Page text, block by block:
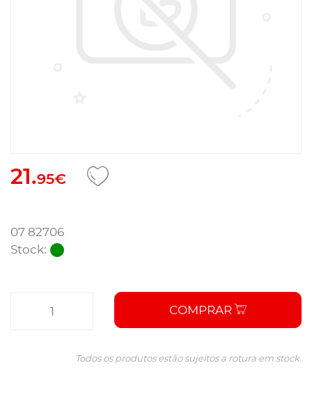
21.95€
07 82706
Stock:
COMPRAR
Todos os produtos estão sujeitos a rotura em stock.